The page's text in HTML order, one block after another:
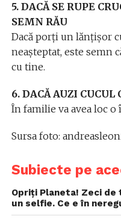
5. DACĂ SE RUPE
SEMN RĂU
Dacă porți un lănțișor
neașteptat, este semn
cu tine.
6. DACĂ AUZI
În familie va avea loc
Sursa foto:
Subiecte pe
Opriți Planeta! Zeci
un selfie. Ce e în